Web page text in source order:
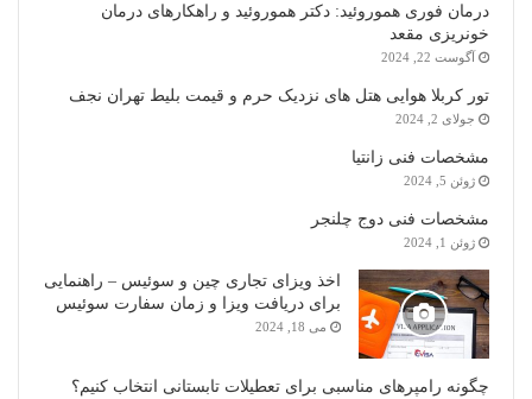
درمان فوری هموروئید: دکتر هموروئید و راهکارهای درمان
خونریزی مقعد
آگوست 22, 2024
تور کربلا هوایی هتل های نزدیک حرم و قیمت بلیط تهران نجف
جولای 2, 2024
مشخصات فنی زانتیا
ژوئن 5, 2024
مشخصات فنی دوج چلنجر
ژوئن 1, 2024
اخذ ویزای تجاری چین و سوئیس – راهنمایی
برای دریافت ویزا و زمان سفارت سوئیس
می 18, 2024
چگونه رامپرهای مناسبی برای تعطیلات تابستانی انتخاب کنیم؟